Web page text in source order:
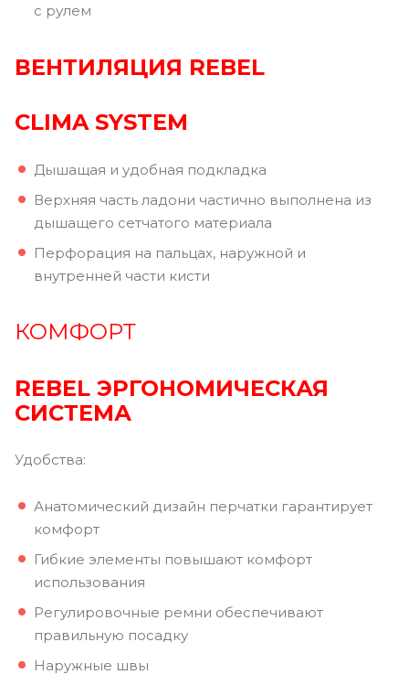
с рулем
ВЕНТИЛЯЦИЯ REBEL
CLIMA SYSTEM
Дышащая и удобная подкладка
Верхняя часть ладони частично выполнена из
дышащего сетчатого материала
Перфорация на пальцах, наружной и
внутренней части кисти
КОМФОРТ
REBEL ЭРГОНОМИЧЕСКАЯ
СИСТЕМА
Удобства:
Анатомический дизайн перчатки гарантирует
комфорт
Гибкие элементы повышают комфорт
использования
Регулировочные ремни обеспечивают
правильную посадку
Наружные швы